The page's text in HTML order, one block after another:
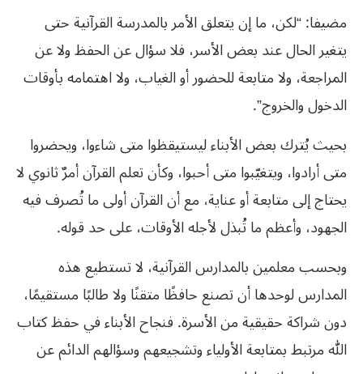
مضيفا: “لكن، ما إن يتعلق الأمر بالمدرسة القرآنية حتى
يتغير الحال عند بعض الأسر، فلا سؤال عن الحفظ ولا عن
المراجعة، ولا متابعة للحضور أو الغياب، ولا اهتمامه بأوقات
الدخول والخروج”.
بحيث يُترك بعض الأبناء ليستيقظوا متى شاءوا، ويحضروا
متى أرادوا، ويتغيّبوا متى أحبوا، وكأن تعلم القرآن أمرٌ ثانوي لا
يحتاج إلى متابعة أو عناية، مع أن القرآن أولى ما تُصرف فيه
الجهود، وأعظم ما تُبذل لأجله الأوقات، على حد قوله.
وبحسب معلمين بالمدارس القرآنية، لا تستطيع هذه
المدارس لوحدها أن تصنع حافظًا متقنًا ولا طالبًا مستقيمًا،
دون شراكة حقيقية من الأسرة. فنجاح الأبناء في حفظ كتاب
الله مرتبط بمتابعة الأولياء وتشجيعهم وسؤالهم الدائم عن